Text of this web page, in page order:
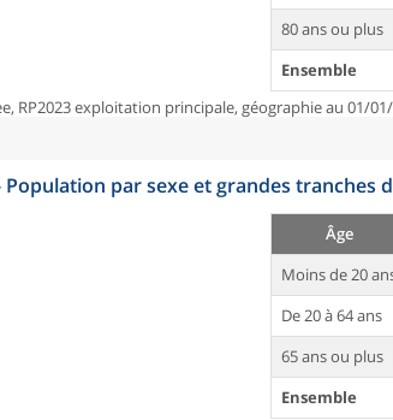
80 ans ou plus
Ensemble
RP2023 exploitation principale, géographie au 01/
Population par sexe et grandes tranches
Âge
Moins de 20
De 20 à 64 ans
65 ans ou plus
Ensemble